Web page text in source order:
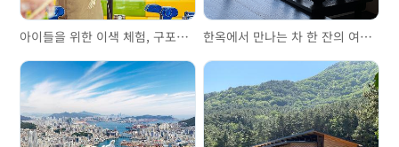
아이들을 위한 이색 체험, 구포국수 체험관 한옥에서 만나는 차 한 잔의 여유, '비비비당'